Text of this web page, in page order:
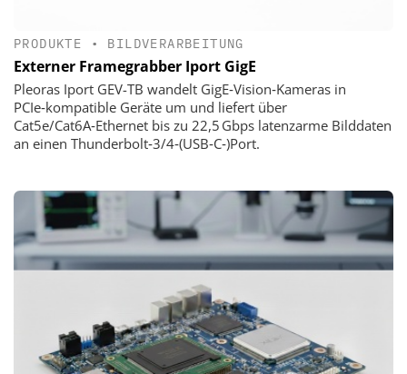
PRODUKTE • BILDVERARBEITUNG
Externer Framegrabber Iport GigE
Pleoras Iport GEV-TB wandelt GigE‑Vision‑Kameras in
PCIe‑kompatible Geräte um und liefert über
Cat5e/Cat6A‑Ethernet bis zu 22,5 Gbps latenzarme Bilddaten
an einen Thunderbolt‑3/4‑(USB‑C‑)Port.